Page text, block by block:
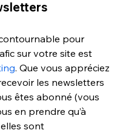
pour
sur votre site est
. Que vous appréciez
les newsletters
êtes abonné (vous
en prendre qu’à
sont